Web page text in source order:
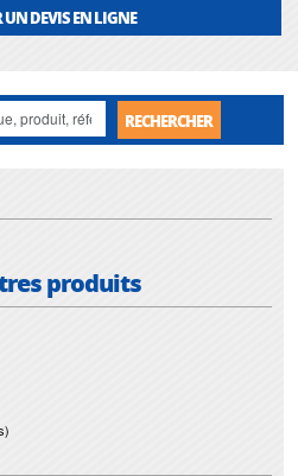
son service de
.
et garantissent l'absence de perturbation
pression.
DEVIS EN LIGNE
RECHERCHER
produits